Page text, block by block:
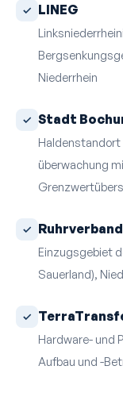
LINEG
Niederrhein
Stadt
überwachung
Ruhrverband
Einzugsgebiet
Sauerland),
Hardware- und
Aufbau und -